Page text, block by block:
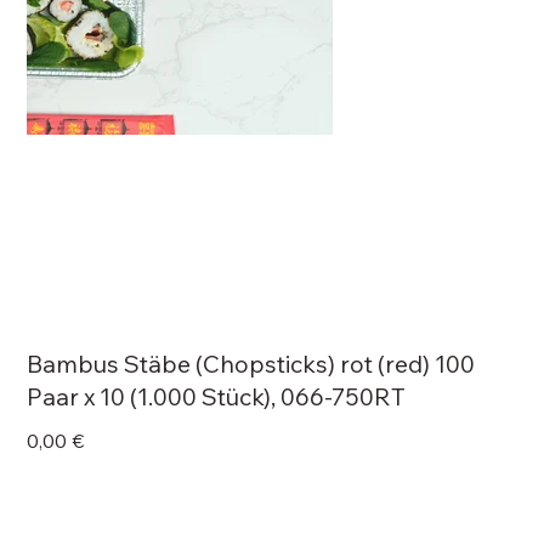
Bambus Stäbe (Chopsticks) rot (red) 100
Paar x 10 (1.000 Stück), 066-750RT
Price
0,00 €